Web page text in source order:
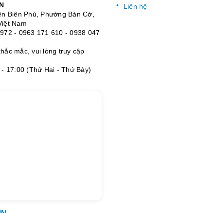
Biên Phủ, Phường Bàn Cờ,
Nam
- 0963 171 610 -0938 047
mắc, vui lòng truy cập
17:00 (Thứ Hai - Thứ Bảy)
Liên hệ